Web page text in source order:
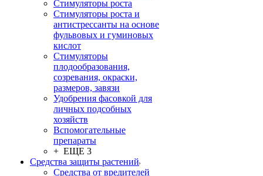
Стимуляторы роста
Стимуляторы роста и
антистрессанты на основе
фульвовых и гуминовых
кислот
Стимуляторы
плодообразования,
созревания, окраски,
размеров, завязи
Удобрения фасовкой для
личных подсобных
хозяйств
Вспомогательные
препараты
+ ЕЩЕ 3
Средства защиты растений
Средства от вредителей